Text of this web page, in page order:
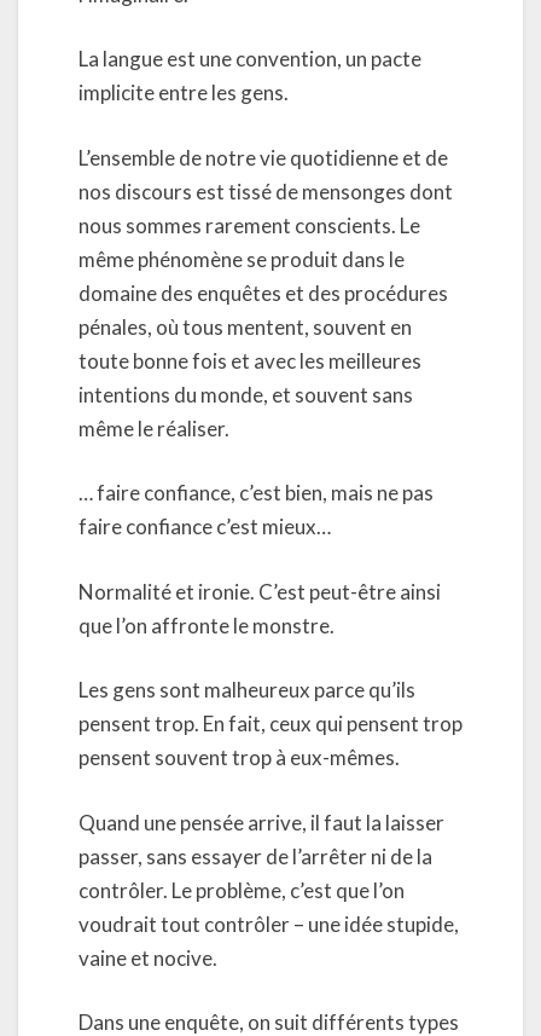
La langue est une convention, un pacte
implicite entre les gens.
L’ensemble de notre vie quotidienne et de
nos discours est tissé de mensonges dont
nous sommes rarement conscients. Le
même phénomène se produit dans le
domaine des enquêtes et des procédures
pénales, où tous mentent, souvent en
toute bonne fois et avec les meilleures
intentions du monde, et souvent sans
même le réaliser.
… faire confiance, c’est bien, mais ne pas
faire confiance c’est mieux…
Normalité et ironie. C’est peut-être ainsi
que l’on affronte le monstre.
Les gens sont malheureux parce qu’ils
pensent trop. En fait, ceux qui pensent trop
pensent souvent trop à eux-mêmes.
Quand une pensée arrive, il faut la laisser
passer, sans essayer de l’arrêter ni de la
contrôler. Le problème, c’est que l’on
voudrait tout contrôler – une idée stupide,
vaine et nocive.
Dans une enquête, on suit différents types